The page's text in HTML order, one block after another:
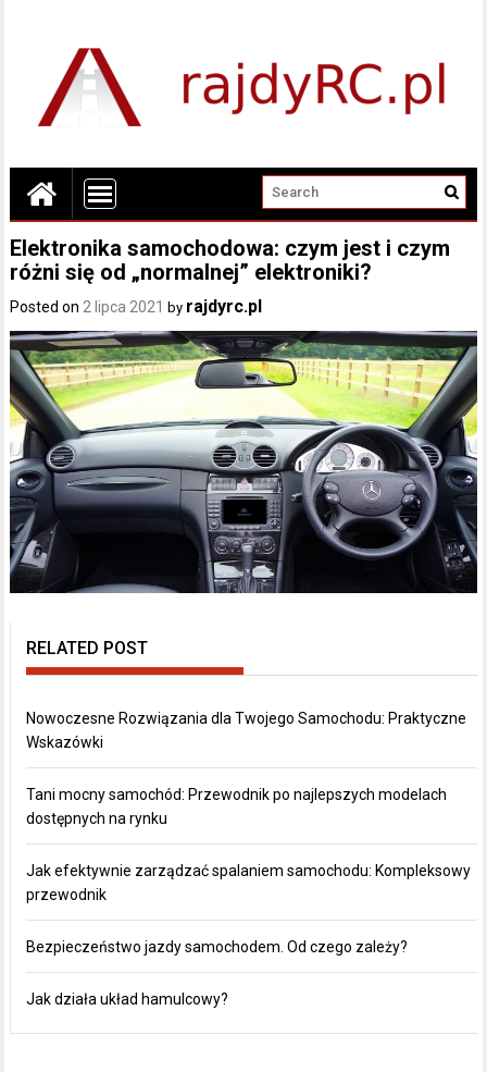
Elektronika samochodowa: czym jest i czym
różni się od „normalnej” elektroniki?
Posted on 2 lipca 2021 by rajdyrc.pl
RELATED POST
Nowoczesne Rozwiązania dla Twojego Samochodu: Praktyczne
Wskazówki
Tani mocny samochód: Przewodnik po najlepszych modelach
dostępnych na rynku
Jak efektywnie zarządzać spalaniem samochodu: Kompleksowy
przewodnik
Bezpieczeństwo jazdy samochodem. Od czego zależy?
Jak działa układ hamulcowy?